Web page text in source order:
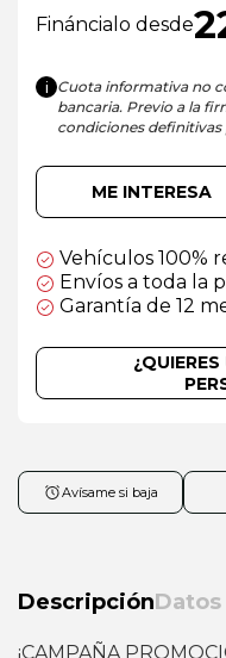
Fináncialo desde
i Cuota informativa no
bancaria. Previo a la
condiciones
ME INTERESA
Vehículos 100%
Envíos a toda la
Garantía de 12
Avísame si baja
Descripción
¡CAMPAÑA